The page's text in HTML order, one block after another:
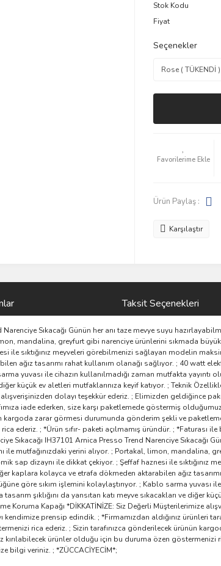
Stok Kodu
Fiyat
Seçenekler
Ürün Paylaş :
Karşılaştır
Taksit Seçenekleri
Sıkacağı Günün her anı taze mevye suyu
mandalina, greyfurt gibi narenciye ürünlerini sıkmada
ile sıktığınız meyveleri görebilmenizi sağlayan modelin
ağız tasarımı rahat kullanım olanağı sağlıyor. ; 40 watt
yuvası ile cihazın kullanılmadığı zaman mutfakta
diğer küçük ev aletleri mutfaklarınıza keyif katıyor. ; Teknik
dolayı teşekkür ederiz. ; Elimizden geldiğince
iade ederken, size karşı paketlemede göstermiş
kargoda zarar görmesi durumunda gönderim şekli ve
ederiz. ; *Ürün sıfır- paketi açılmamış üründür. ; *Faturası
Sıkacağı IH37101 Arnica Presso Trend Narenciye Sıkacağı
ile mutfağınızdaki yerini alıyor. ; Portakal, limon,
sap dizaynı ile dikkat çekiyor. ; Şeffaf haznesi ile
kaplara kolayca ve etrafa dökmeden aktarabilen ağız
göre sıkım işlemini kolaylaştırıyor. ; Kablo sarma yuvası
şıklığını da yansıtan katı meyve sıkacakları ve diğer
Koruma Kapağı *DİKKATİNİZE: Siz Değerli Müşterilerimize
prensip edindik. ; *Firmamızdan aldığınız ürünleri
rica ederiz. ; Sizin tarafınızca gönderilecek ürünün
ürünler olduğu için bu duruma özen göstermenizi
bilgi veriniz. ; *ZÜCCACİYECİM*;